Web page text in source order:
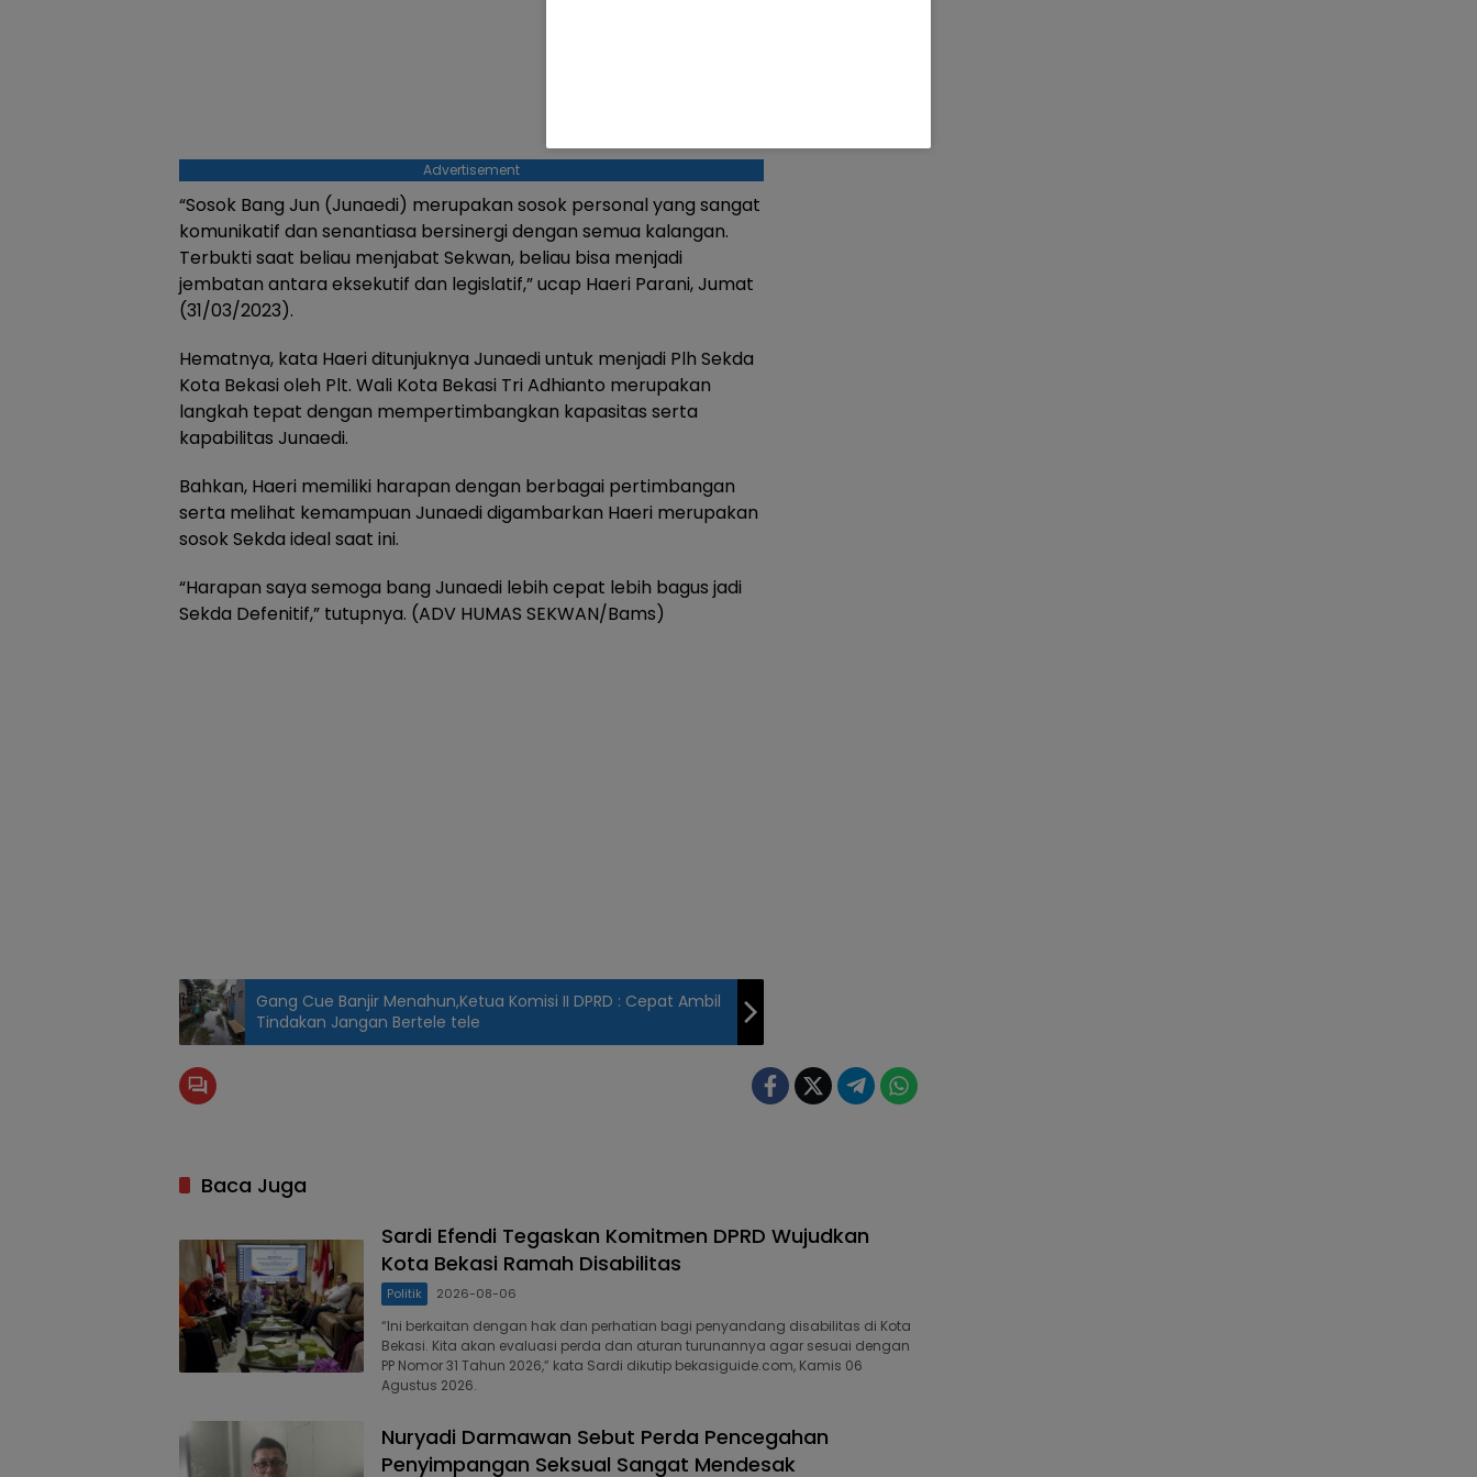
Advertisement
“Sosok Bang Jun (Junaedi) merupakan sosok personal yang sangat
komunikatif dan senantiasa bersinergi dengan semua kalangan.
Terbukti saat beliau menjabat Sekwan, beliau bisa menjadi
jembatan antara eksekutif dan legislatif,” ucap Haeri Parani, Jumat
(31/03/2023).
Hematnya, kata Haeri ditunjuknya Junaedi untuk menjadi Plh Sekda
Kota Bekasi oleh Plt. Wali Kota Bekasi Tri Adhianto merupakan
langkah tepat dengan mempertimbangkan kapasitas serta
kapabilitas Junaedi.
Bahkan, Haeri memiliki harapan dengan berbagai pertimbangan
serta melihat kemampuan Junaedi digambarkan Haeri merupakan
sosok Sekda ideal saat ini.
“Harapan saya semoga bang Junaedi lebih cepat lebih bagus jadi
Sekda Defenitif,” tutupnya. (ADV HUMAS SEKWAN/Bams)
Gang Cue Banjir Menahun,Ketua Komisi II DPRD : Cepat Ambil
Tindakan Jangan Bertele tele
Baca Juga
Sardi Efendi Tegaskan Komitmen DPRD Wujudkan
Kota Bekasi Ramah Disabilitas
Politik 2026-08-06
“Ini berkaitan dengan hak dan perhatian bagi penyandang disabilitas di Kota
Bekasi. Kita akan evaluasi perda dan aturan turunannya agar sesuai dengan
PP Nomor 31 Tahun 2026,” kata Sardi dikutip bekasiguide.com, Kamis 06
Agustus 2026.
Nuryadi Darmawan Sebut Perda Pencegahan
Penyimpangan Seksual Sangat Mendesak